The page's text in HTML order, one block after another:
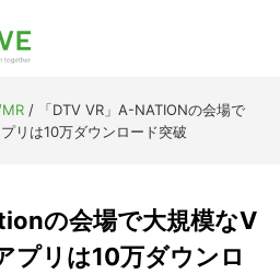
/ 「DTV VR」A-NATIONの会場で
リは10万ダウンロード突破
の会場で大規模なV
プリは10万ダウンロ
ワード
テレワーク